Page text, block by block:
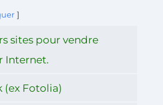
sites pour vendre
Internet.
(ex Fotolia)